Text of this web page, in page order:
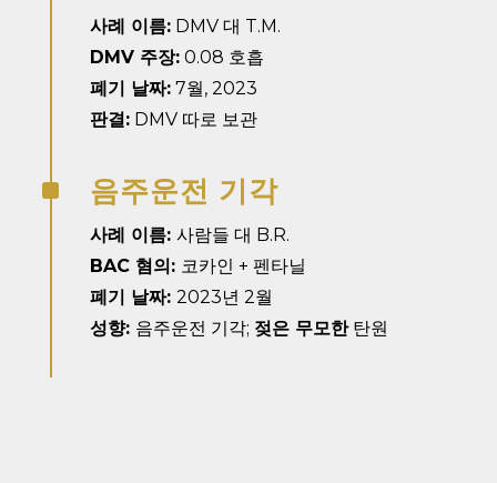
사례 이름:DMV 대 T.M.
DMV 주장:0.08 호흡
폐기 날짜:7월, 2023
판결:DMV 따로 보관
^ 음주운전 기각
사례 이름: 사람들 대 B.R.
BAC 혐의: 코카인 + 펜타닐
폐기 날짜: 2023년 2월
성향: 음주운전 기각; 젖은 무모한탄원